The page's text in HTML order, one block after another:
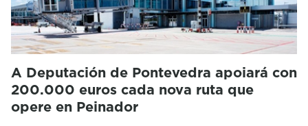
A Deputación de Pontevedra apoiará con
200.000 euros cada nova ruta que
opere en Peinador